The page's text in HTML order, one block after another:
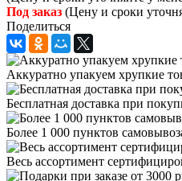
Под заказ (Цену и сроки
Поделиться
Аккуратно упакуем хрупкие
Бесплатная доставка при
Более 1 000 пунктов
Весь ассортимент